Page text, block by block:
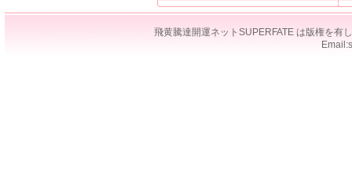
飛黄騰達開運ネットSUPERFATE は版権を有
Email: